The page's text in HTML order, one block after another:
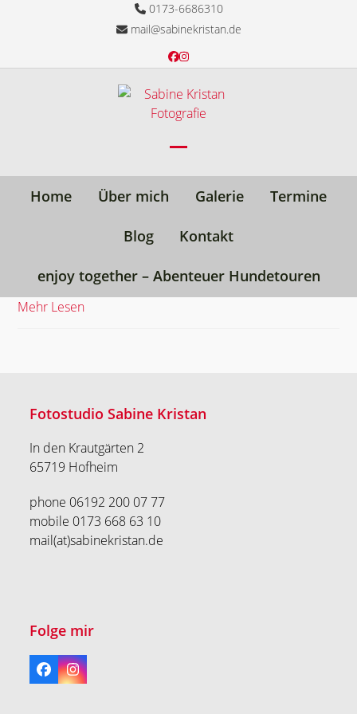
0173-6686310
mail@sabinekristan.de
Facebook
Instagram
mobile
mobile
Home Über mich Galerie Termine
Blog Kontakt
enjoy together – Abenteuer Hundetouren
Mehr Lesen
Fotostudio Sabine Kristan
In den Krautgärten 2
65719 Hofheim
phone 06192 200 07 77
mobile 0173 668 63 10
mail(at)sabinekristan.de
Folge mir
FacebookInstagram